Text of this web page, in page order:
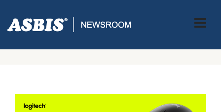
ASBIS CROATIA> SUPPLIERS> NOVI BEŽIČNI FULL-SIZE MIŠ
LOGITECH M190 DONOSI VRHUNSKU DUGOTRAJNU UDOBNOST